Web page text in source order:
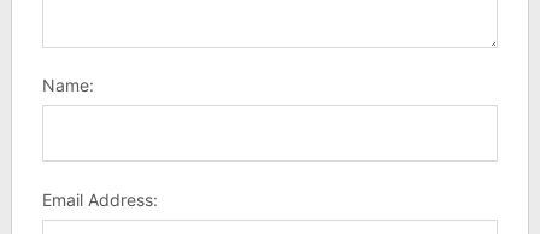
Name:
Email Address: